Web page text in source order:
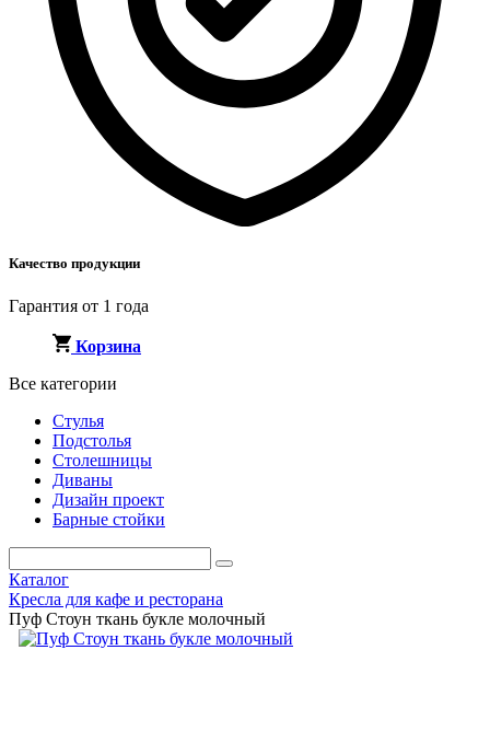
Качество продукции
Гарантия от 1 года
Корзина
Все категории
Стулья
Подстолья
Столешницы
Диваны
Дизайн проект
Барные стойки
Каталог
Кресла для кафе и ресторана
Пуф Стоун ткань букле молочный